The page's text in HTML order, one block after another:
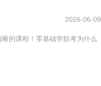
2026-06-09
的课程！零基础学软考为什么